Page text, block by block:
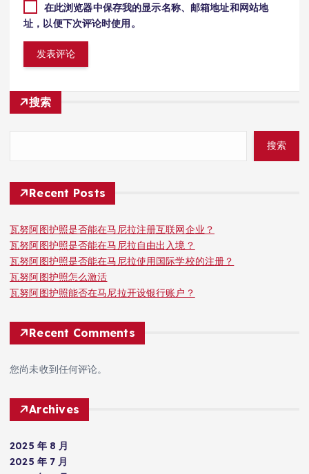
在此浏览器中保存我的显示名称、邮箱地址和网站地
址，以便下次评论时使用。
搜索
搜索
Recent Posts
瓦努阿图护照是否能在马尼拉注册互联网企业？
瓦努阿图护照是否能在马尼拉自由出入境？
瓦努阿图护照是否能在马尼拉使用国际学校的注册？
瓦努阿图护照怎么激活
瓦努阿图护照能否在马尼拉开设银行账户？
Recent Comments
您尚未收到任何评论。
Archives
2025 年 8 月
2025 年 7 月